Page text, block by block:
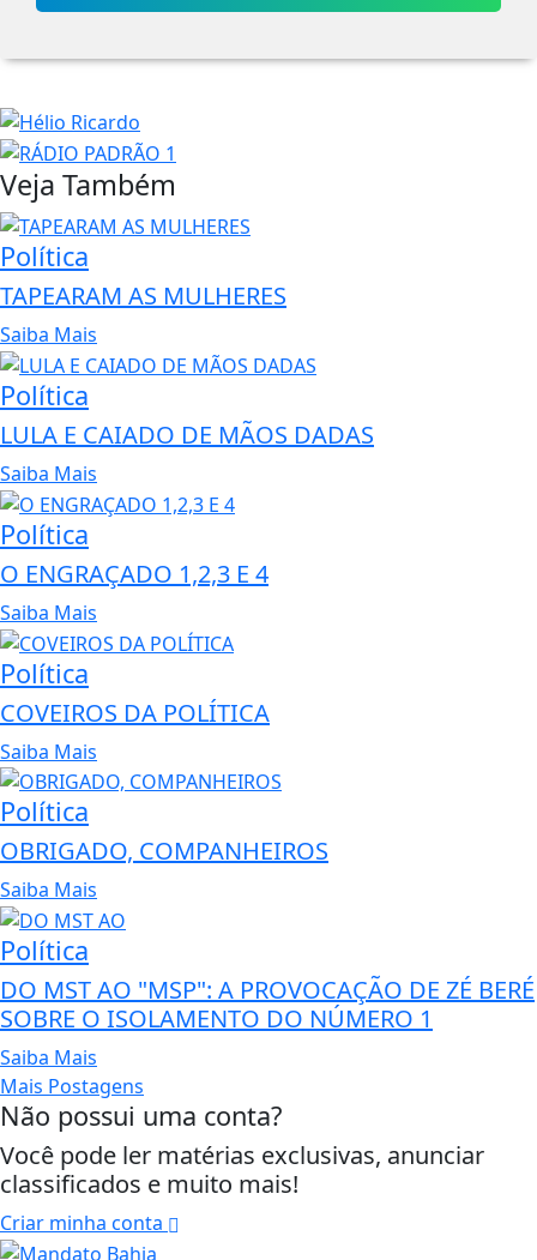
Veja Também
Política
TAPEARAM AS MULHERES
Saiba Mais
Política
LULA E CAIADO DE MÃOS DADAS
Saiba Mais
Política
O ENGRAÇADO 1,2,3 E 4
Saiba Mais
Política
COVEIROS DA POLÍTICA
Saiba Mais
Política
OBRIGADO, COMPANHEIROS
Saiba Mais
Política
DO MST AO "MSP": A PROVOCAÇÃO DE ZÉ BERÉ
SOBRE O ISOLAMENTO DO NÚMERO 1
Saiba Mais
Mais Postagens
Não possui uma conta?
Você pode ler matérias exclusivas, anunciar
classificados e muito mais!
Criar minha conta